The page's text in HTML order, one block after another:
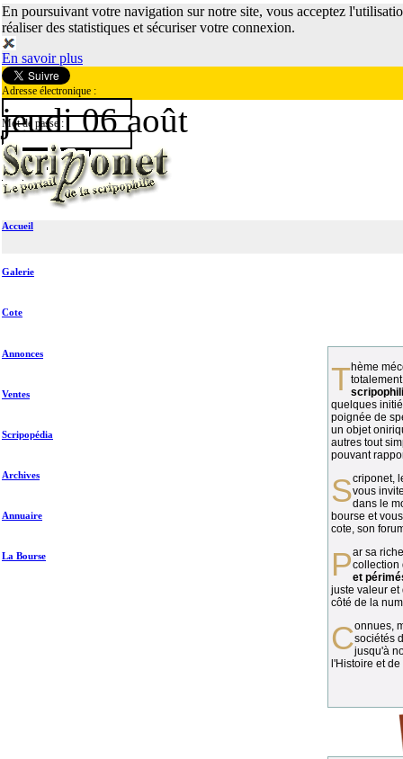
En poursuivant votre navigation sur notre site, vous acceptez
réaliser des statistiques et sécuriser votre connexion.
En savoir plus
Adresse électronique :
Mot de passe :
jeudi 06 août
Accueil
Galerie
Cote
Annonces
Ventes
Scripopédia
Archives
Annuaire
La Bourse
Thème méconnu des collectionneurs et
quelques
poignée de
un objet
autres tout
pouvant
vous
dans le
bourse et
cote, son
Par sa richesse et sa diversité, lacollection
et
juste valeur et
côté de la
Connues, méconnues, ou inconnues, lessociétés
jusqu'à
l'Histoire et